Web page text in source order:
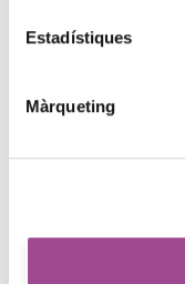
Estadístiques
Màrqueting